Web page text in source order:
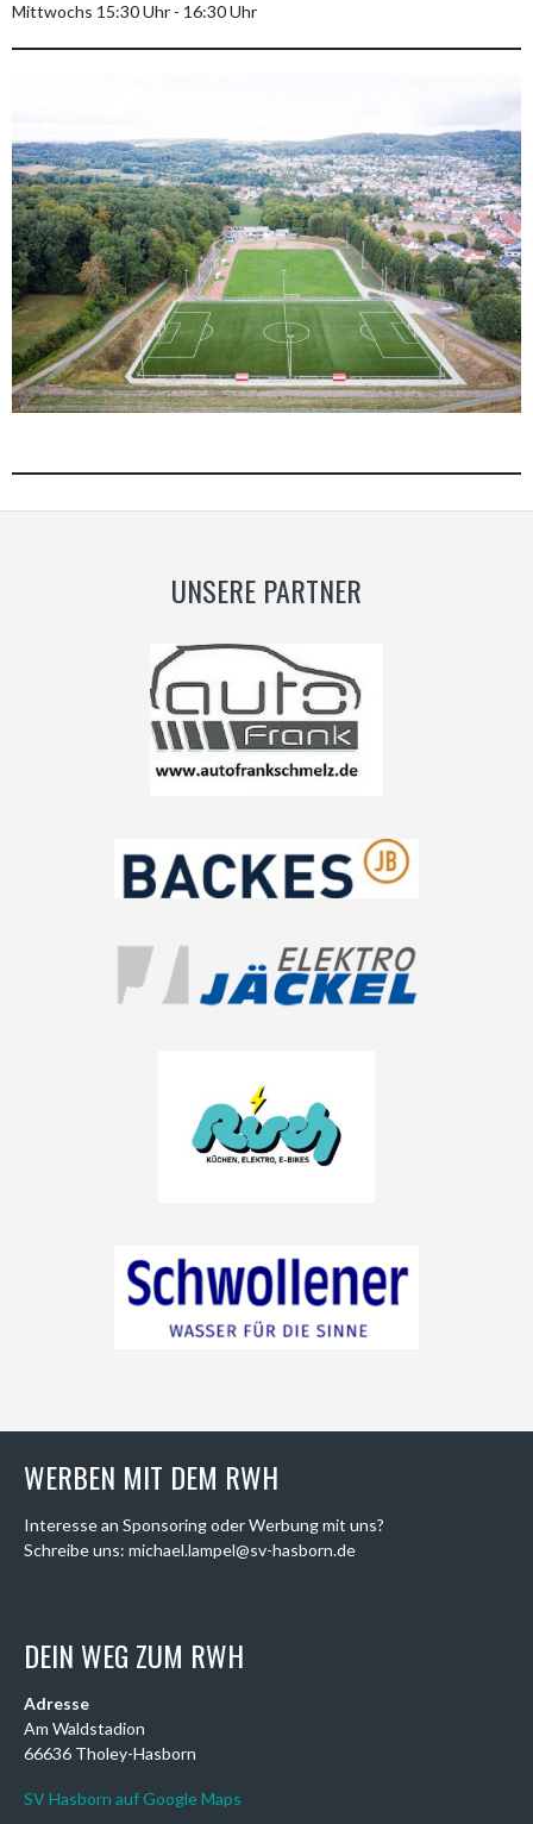
Mittwochs 15:30 Uhr - 16:30 Uhr
UNSERE PARTNER
WERBEN MIT DEM RWH
Interesse an Sponsoring oder Werbung mit uns?
Schreibe uns: michael.lampel@sv-hasborn.de
DEIN WEG ZUM RWH
Adresse
Am Waldstadion
66636 Tholey-Hasborn
SV Hasborn auf Google Maps